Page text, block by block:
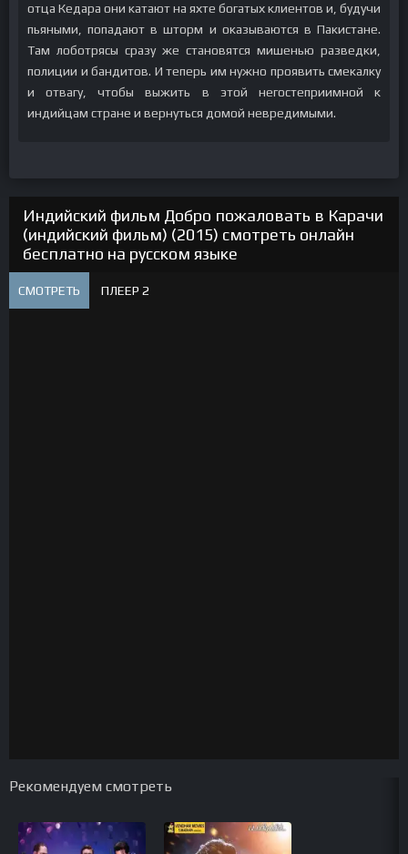
отца Кедара они катают на яхте богатых клиентов и, будучи
пьяными, попадают в шторм и оказываются в Пакистане.
Там лоботрясы сразу же становятся мишенью разведки,
полиции и бандитов. И теперь им нужно проявить смекалку
и отвагу, чтобы выжить в этой негостеприимной к
индийцам стране и вернуться домой невредимыми.
Индийский фильм Добро пожаловать в Карачи
(индийский фильм) (2015) смотреть онлайн
бесплатно на русском языке
СМОТРЕТЬ ПЛЕЕР 2
Рекомендуем смотреть